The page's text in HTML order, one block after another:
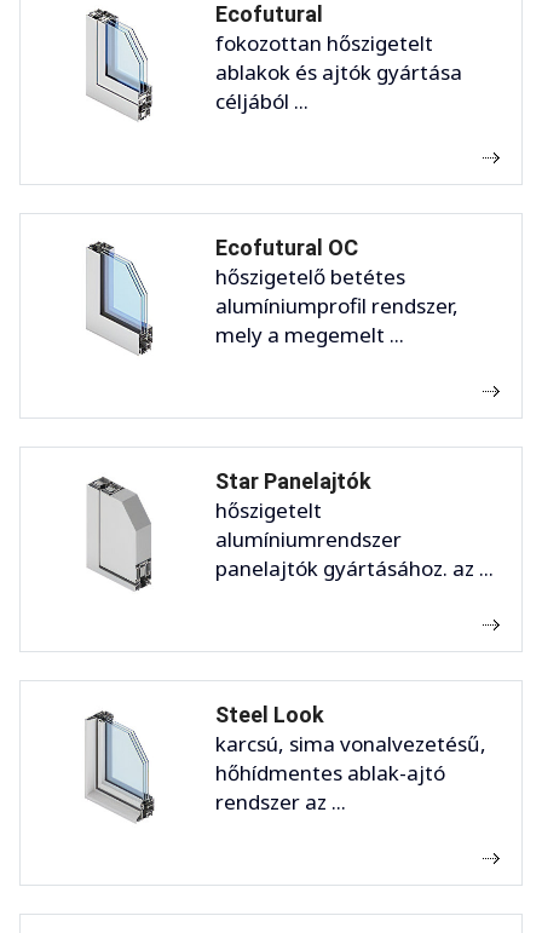
Ecofutural
fokozottan hőszigetelt
ablakok és ajtók gyártása
céljából ...
Ecofutural OC
hőszigetelő betétes
alumíniumprofil rendszer,
mely a megemelt ...
Star Panelajtók
hőszigetelt
alumíniumrendszer
panelajtók gyártásához. az ...
Steel Look
karcsú, sima vonalvezetésű,
hőhídmentes ablak-ajtó
rendszer az ...